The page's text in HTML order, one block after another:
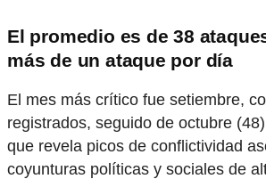
El promedio es de 38
más de un ataque por día
El mes más crítico fue setiembre,
registrados, seguido de octubre
que revela picos de conflictividad
coyunturas políticas y sociales de